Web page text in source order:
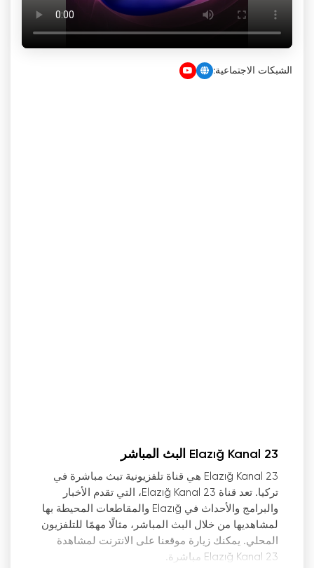
الشبكات الاجتماعية:
Elazığ Kanal 23 البث المباشر
Elazığ Kanal 23 هي قناة تلفزيونية تبث مباشرة في
تركيا. تعد قناة Elazığ Kanal 23، التي تقدم الأخبار
والبرامج والأحداث في Elazığ والمقاطعات المحيطة بها
لمشاهديها من خلال البث المباشر، مثالًا مهمًا للتلفزيون
المحلي. يمكنك زيارة موقعنا على الانترنت لمشاهدة
Elazığ Kanal 23 مباشرة.